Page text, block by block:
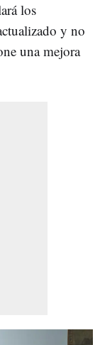
los
y no
una mejora